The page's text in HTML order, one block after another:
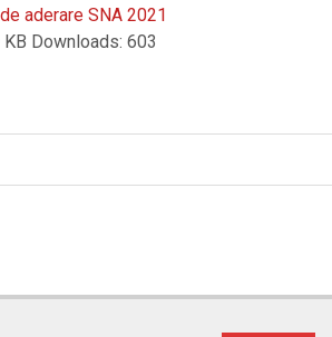
aderare SNA 2021
Downloads: 603